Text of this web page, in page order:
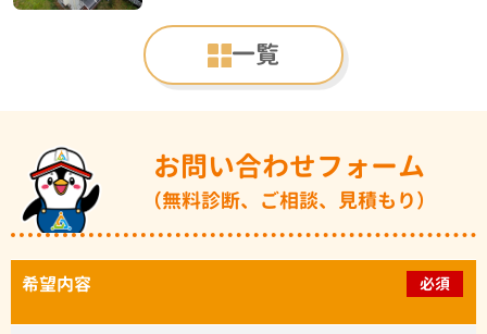
一覧
お問い合わせフォーム
（無料診断、ご相談、見積もり）
希望内容 必須